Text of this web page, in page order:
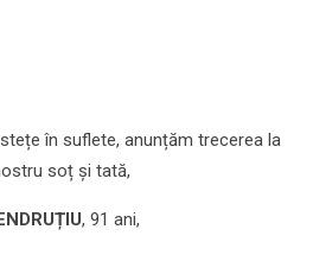
în suflete, anunțăm trecerea la
soț și tată,
, 91 ani,